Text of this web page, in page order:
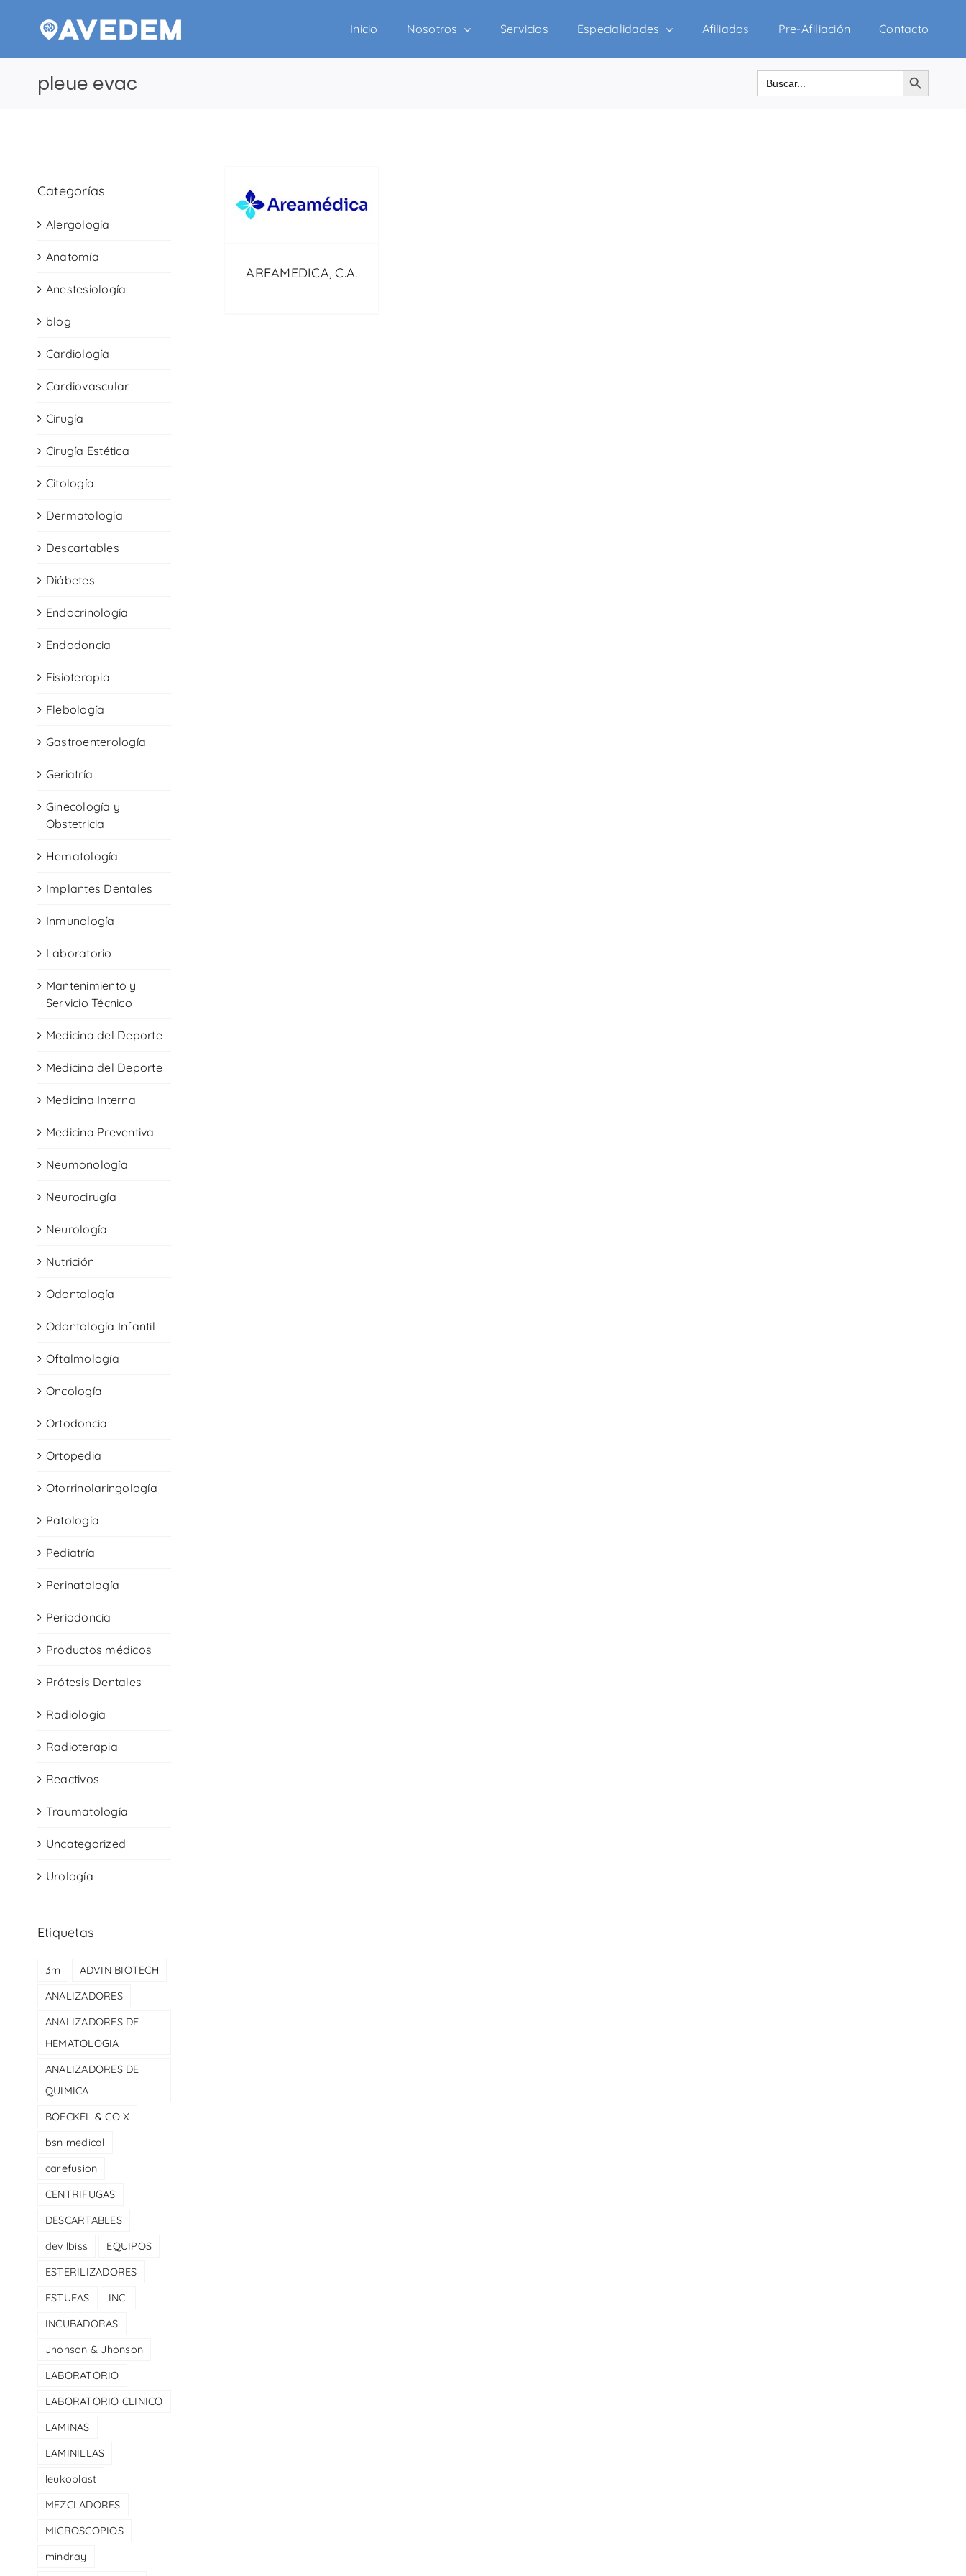
contenido
Inicio Nosotros Servicios Especialidades Afiliados Pre-Afiliación Contacto
pleue evac Buscar: Botón de búsqueda
AREAMEDICA, C.A.
Categorías
Alergología
Anatomía
Anestesiología
blog
Cardiología
Cardiovascular
Cirugía
Cirugía Estética
Citología
Dermatología
Descartables
Diábetes
Endocrinología
Endodoncia
Fisioterapia
Flebología
Gastroenterología
Geriatría
Ginecología y
Obstetricia
Hematología
Implantes Dentales
Inmunología
Laboratorio
Mantenimiento y
Servicio Técnico
Medicina del Deporte
Medicina del Deporte
Medicina Interna
Medicina Preventiva
Neumonología
Neurocirugía
Neurología
Nutrición
Odontología
Odontología Infantil
Oftalmología
Oncología
Ortodoncia
Ortopedia
Otorrinolaringología
Patología
Pediatría
Perinatología
Periodoncia
Productos médicos
Prótesis Dentales
Radiología
Radioterapia
Reactivos
Traumatología
Uncategorized
Urología
Etiquetas
3m
ADVIN BIOTECH
ANALIZADORES
ANALIZADORES DE
HEMATOLOGIA
ANALIZADORES DE
QUIMICA
BOECKEL & CO X
bsn medical
carefusion
CENTRIFUGAS
DESCARTABLES
devilbiss
EQUIPOS
ESTERILIZADORES
ESTUFAS
INC.
INCUBADORAS
Jhonson & Jhonson
LABORATORIO
LABORATORIO CLINICO
LAMINAS
LAMINILLAS
leukoplast
MEZCLADORES
MICROSCOPIOS
mindray